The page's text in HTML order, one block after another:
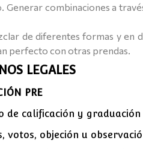
combinaciones a
de diferentes formas y en
perfecto con otras prendas.
LEGALES
PRE
de calificación y graduación
votos, objeción u